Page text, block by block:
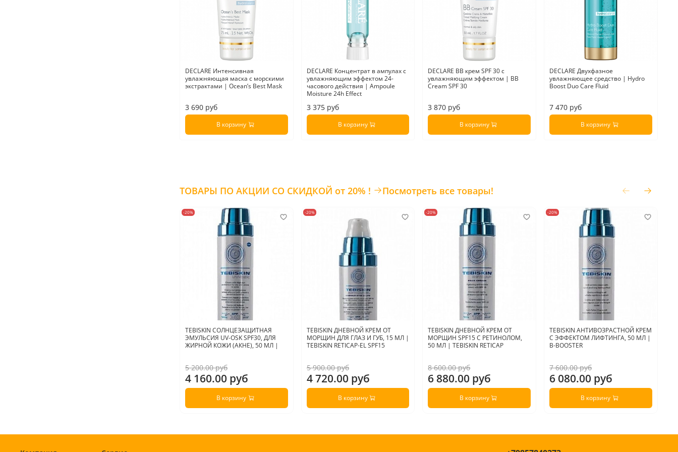
DECLARE Интенсивная
увлажняющая маска с морскими
экстрактами | Ocean’s Best Mask
3 690 руб
В корзину
DECLARE Концентрат в ампулах с
увлажняющим эффектом 24-
часового действия | Ampoule
Moisture 24h Effect
3 375 руб
В корзину
DECLARE BB крем SPF 30 c
увлажняющим эффектом | BB
Cream SPF 30
3 870 руб
В корзину
DECLARE Двухфазное
увлажняющее средство | Hydro
Boost Duo Care Fluid
7 470 руб
В корзину
ТОВАРЫ ПО АКЦИИ СО СКИДКОЙ от 20% ! Посмотреть все товары!
-20%
TEBISKIN СОЛНЦЕЗАЩИТНАЯ
ЭМУЛЬСИЯ UV-OSK SPF30, ДЛЯ
ЖИРНОЙ КОЖИ (АКНЕ), 50 МЛ |
5 200.00 руб
4 160.00 руб
В корзину
-20%
TEBISKIN ДНЕВНОЙ КРЕМ ОТ
МОРЩИН ДЛЯ ГЛАЗ И ГУБ, 15 МЛ |
TEBISKIN RETICAP-EL SPF15
5 900.00 руб
4 720.00 руб
В корзину
-20%
TEBISKIN ДНЕВНОЙ КРЕМ ОТ
МОРЩИН SPF15 С РЕТИНОЛОМ,
50 МЛ | TEBISKIN RETICAP
8 600.00 руб
6 880.00 руб
В корзину
-20%
TEBISKIN АНТИВОЗРАСТНОЙ КРЕМ
С ЭФФЕКТОМ ЛИФТИНГА, 50 МЛ |
B-BOOSTER
7 600.00 руб
6 080.00 руб
В корзину